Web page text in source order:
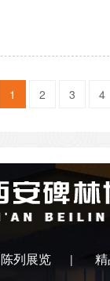
1 2 3 4
陈列展览 |